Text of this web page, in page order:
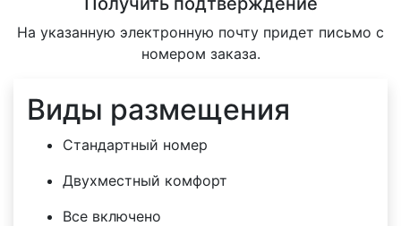
На указанную электронную почту придет письмо с
номером заказа.
Виды размещения
Стандартный номер
Двухместный комфорт
Все включено